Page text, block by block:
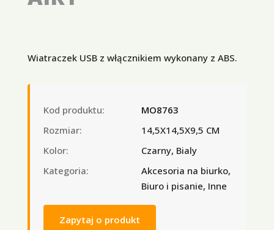
Wiatraczek USB z włącznikiem wykonany z ABS.
Kod produktu:
MO8763
Rozmiar:
14,5X14,5X9,5 CM
Kolor:
Czarny, Bialy
Kategoria:
Akcesoria na biurko,
Biuro i pisanie, Inne
Zapytaj o produkt